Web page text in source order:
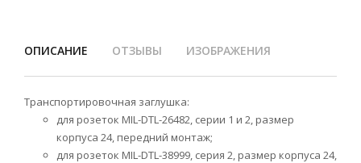
ОПИСАНИЕ ОТЗЫВЫ ИЗОБРАЖЕНИЯ
Транспортировочная заглушка:
для розеток MIL-DTL-26482, серии 1 и 2, размер
корпуса 24, передний монтаж;
для розеток MIL-DTL-38999, серия 2, размер корпуса 24,